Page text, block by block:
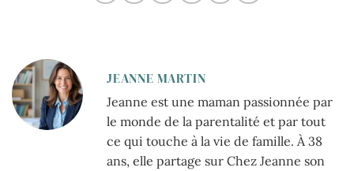
JEANNE MARTIN
Jeanne est une maman passionnée par
le monde de la parentalité et par tout
ce qui touche à la vie de famille. À 38
ans, elle partage sur Chez Jeanne son